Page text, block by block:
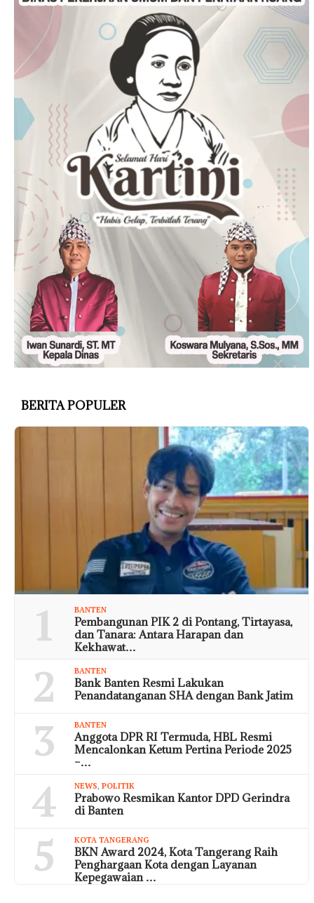
BERITA POPULER
1 BANTEN
Pembangunan PIK 2 di Pontang, Tirtayasa,
dan Tanara: Antara Harapan dan
Kekhawat…
2 BANTEN
Bank Banten Resmi Lakukan
Penandatanganan SHA dengan Bank Jatim
3 BANTEN
Anggota DPR RI Termuda, HBL Resmi
Mencalonkan Ketum Pertina Periode 2025
–…
4 NEWS, POLITIK
Prabowo Resmikan Kantor DPD Gerindra
di Banten
5 KOTA TANGERANG
BKN Award 2024, Kota Tangerang Raih
Penghargaan Kota dengan Layanan
Kepegawaian …